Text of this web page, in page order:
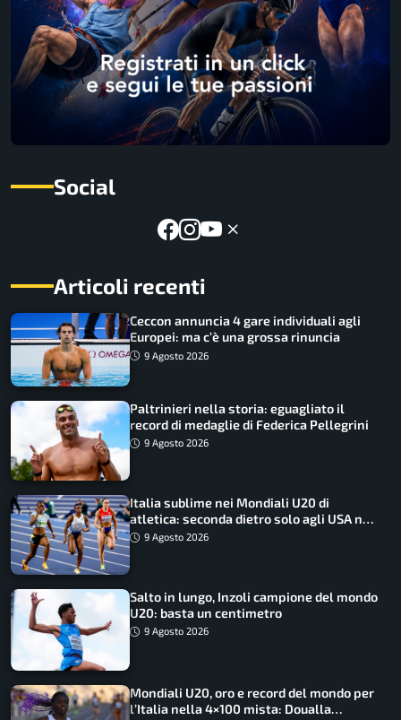
Social
Articoli recenti
Ceccon annuncia 4 gare individuali agli
Europei: ma c’è una grossa rinuncia
9 Agosto 2026
Paltrinieri nella storia: eguagliato il
record di medaglie di Federica Pellegrini
9 Agosto 2026
Italia sublime nei Mondiali U20 di
atletica: seconda dietro solo agli USA nel
medagliere
9 Agosto 2026
Salto in lungo, Inzoli campione del mondo
U20: basta un centimetro
9 Agosto 2026
Mondiali U20, oro e record del mondo per
l’Italia nella 4×100 mista: Doualla